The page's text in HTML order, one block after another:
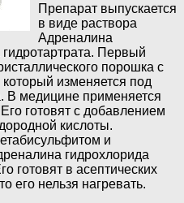
Препарат выпускается
в виде раствора
Адреналина
Первый
порошка с
изменяется под
В медицине применяется
готовят с добавлением
кислоты.
и
гидрохлорида
готовят в асептических
его нельзя нагревать.